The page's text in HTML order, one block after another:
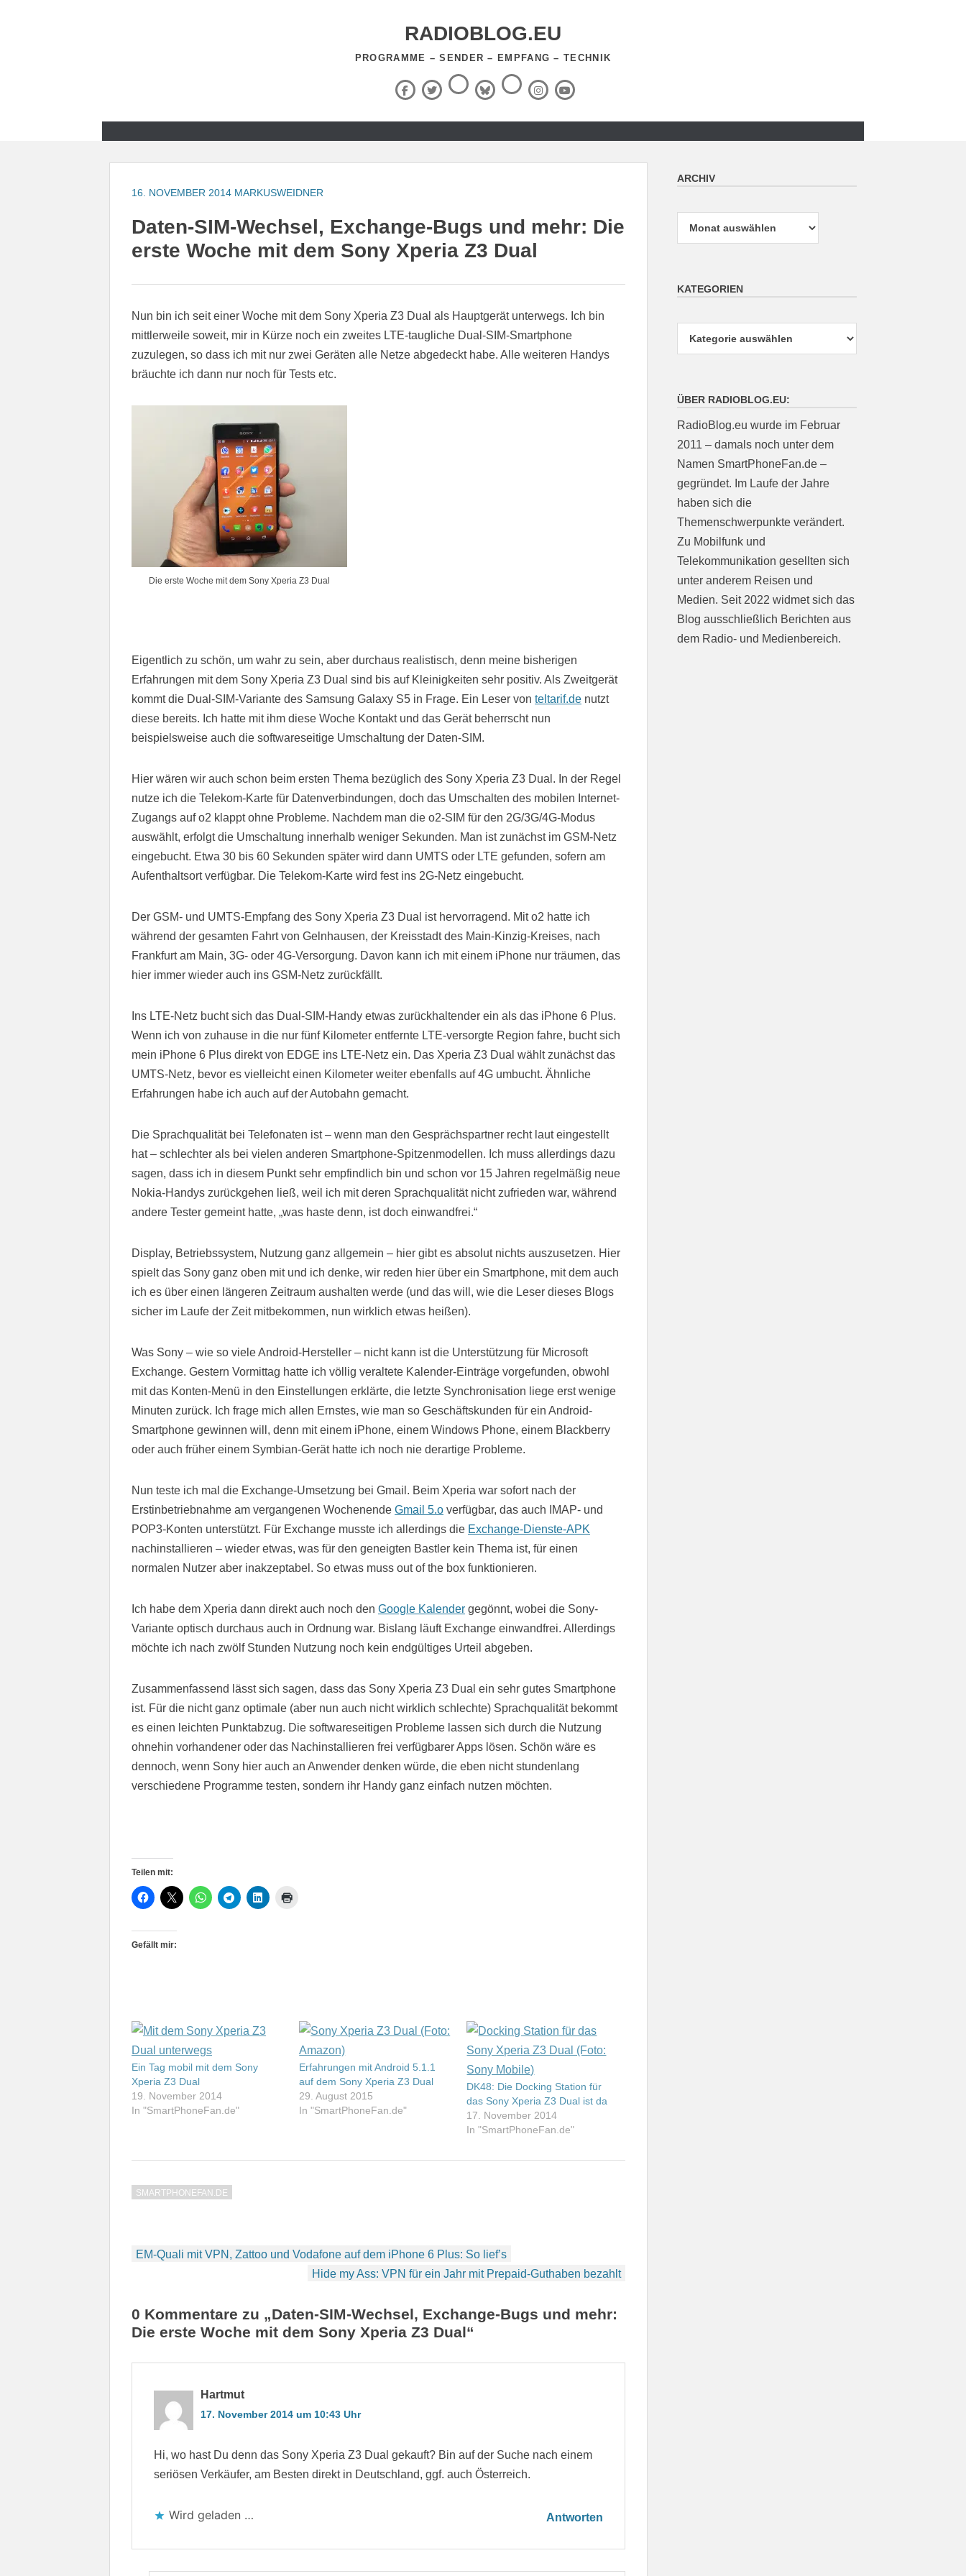
RADIOBLOG.EU
PROGRAMME – SENDER – EMPFANG – TECHNIK
Facebook
X
(Twitter)
ThreadsBlueSky
RSS-
Feed InstagramYouTube
16. NOVEMBER 2014 MARKUSWEIDNER
Daten-SIM-Wechsel, Exchange-Bugs und mehr: Die
erste Woche mit dem Sony Xperia Z3 Dual
Nun bin ich seit einer Woche mit dem Sony Xperia Z3 Dual als Hauptgerät unterwegs. Ich bin
mittlerweile soweit, mir in Kürze noch ein zweites LTE-taugliche Dual-SIM-Smartphone
zuzulegen, so dass ich mit nur zwei Geräten alle Netze abgedeckt habe. Alle weiteren Handys
bräuchte ich dann nur noch für Tests etc.
Die erste Woche mit dem Sony Xperia Z3 Dual
Eigentlich zu schön, um wahr zu sein, aber durchaus realistisch, denn meine bisherigen
Erfahrungen mit dem Sony Xperia Z3 Dual sind bis auf Kleinigkeiten sehr positiv. Als Zweitgerät
kommt die Dual-SIM-Variante des Samsung Galaxy S5 in Frage. Ein Leser von teltarif.de nutzt
diese bereits. Ich hatte mit ihm diese Woche Kontakt und das Gerät beherrscht nun
beispielsweise auch die softwareseitige Umschaltung der Daten-SIM.
Hier wären wir auch schon beim ersten Thema bezüglich des Sony Xperia Z3 Dual. In der Regel
nutze ich die Telekom-Karte für Datenverbindungen, doch das Umschalten des mobilen Internet-
Zugangs auf o2 klappt ohne Probleme. Nachdem man die o2-SIM für den 2G/3G/4G-Modus
auswählt, erfolgt die Umschaltung innerhalb weniger Sekunden. Man ist zunächst im GSM-Netz
eingebucht. Etwa 30 bis 60 Sekunden später wird dann UMTS oder LTE gefunden, sofern am
Aufenthaltsort verfügbar. Die Telekom-Karte wird fest ins 2G-Netz eingebucht.
Der GSM- und UMTS-Empfang des Sony Xperia Z3 Dual ist hervorragend. Mit o2 hatte ich
während der gesamten Fahrt von Gelnhausen, der Kreisstadt des Main-Kinzig-Kreises, nach
Frankfurt am Main, 3G- oder 4G-Versorgung. Davon kann ich mit einem iPhone nur träumen, das
hier immer wieder auch ins GSM-Netz zurückfällt.
Ins LTE-Netz bucht sich das Dual-SIM-Handy etwas zurückhaltender ein als das iPhone 6 Plus.
Wenn ich von zuhause in die nur fünf Kilometer entfernte LTE-versorgte Region fahre, bucht sich
mein iPhone 6 Plus direkt von EDGE ins LTE-Netz ein. Das Xperia Z3 Dual wählt zunächst das
UMTS-Netz, bevor es vielleicht einen Kilometer weiter ebenfalls auf 4G umbucht. Ähnliche
Erfahrungen habe ich auch auf der Autobahn gemacht.
Die Sprachqualität bei Telefonaten ist – wenn man den Gesprächspartner recht laut eingestellt
hat – schlechter als bei vielen anderen Smartphone-Spitzenmodellen. Ich muss allerdings dazu
sagen, dass ich in diesem Punkt sehr empfindlich bin und schon vor 15 Jahren regelmäßig neue
Nokia-Handys zurückgehen ließ, weil ich mit deren Sprachqualität nicht zufrieden war, während
andere Tester gemeint hatte, „was haste denn, ist doch einwandfrei.“
Display, Betriebssystem, Nutzung ganz allgemein – hier gibt es absolut nichts auszusetzen. Hier
spielt das Sony ganz oben mit und ich denke, wir reden hier über ein Smartphone, mit dem auch
ich es über einen längeren Zeitraum aushalten werde (und das will, wie die Leser dieses Blogs
sicher im Laufe der Zeit mitbekommen, nun wirklich etwas heißen).
Was Sony – wie so viele Android-Hersteller – nicht kann ist die Unterstützung für Microsoft
Exchange. Gestern Vormittag hatte ich völlig veraltete Kalender-Einträge vorgefunden, obwohl
mit das Konten-Menü in den Einstellungen erklärte, die letzte Synchronisation liege erst wenige
Minuten zurück. Ich frage mich allen Ernstes, wie man so Geschäftskunden für ein Android-
Smartphone gewinnen will, denn mit einem iPhone, einem Windows Phone, einem Blackberry
oder auch früher einem Symbian-Gerät hatte ich noch nie derartige Probleme.
Nun teste ich mal die Exchange-Umsetzung bei Gmail. Beim Xperia war sofort nach der
Erstinbetriebnahme am vergangenen Wochenende Gmail 5.o verfügbar, das auch IMAP- und
POP3-Konten unterstützt. Für Exchange musste ich allerdings die Exchange-Dienste-APK
nachinstallieren – wieder etwas, was für den geneigten Bastler kein Thema ist, für einen
normalen Nutzer aber inakzeptabel. So etwas muss out of the box funktionieren.
Ich habe dem Xperia dann direkt auch noch den Google Kalender gegönnt, wobei die Sony-
Variante optisch durchaus auch in Ordnung war. Bislang läuft Exchange einwandfrei. Allerdings
möchte ich nach zwölf Stunden Nutzung noch kein endgültiges Urteil abgeben.
Zusammenfassend lässt sich sagen, dass das Sony Xperia Z3 Dual ein sehr gutes Smartphone
ist. Für die nicht ganz optimale (aber nun auch nicht wirklich schlechte) Sprachqualität bekommt
es einen leichten Punktabzug. Die softwareseitigen Probleme lassen sich durch die Nutzung
ohnehin vorhandener oder das Nachinstallieren frei verfügbarer Apps lösen. Schön wäre es
dennoch, wenn Sony hier auch an Anwender denken würde, die eben nicht stundenlang
verschiedene Programme testen, sondern ihr Handy ganz einfach nutzen möchten.
Teilen mit:
Gefällt mir:
Ein Tag mobil mit dem Sony
Xperia Z3 Dual
19. November 2014
In "SmartPhoneFan.de"
Erfahrungen mit Android 5.1.1
auf dem Sony Xperia Z3 Dual
29. August 2015
In "SmartPhoneFan.de"
DK48: Die Docking Station für
das Sony Xperia Z3 Dual ist da
17. November 2014
In "SmartPhoneFan.de"
SMARTPHONEFAN.DE
Beitragsnavigation
EM-Quali mit VPN, Zattoo und Vodafone auf dem iPhone 6 Plus: So lief’s
Hide my Ass: VPN für ein Jahr mit Prepaid-Guthaben bezahlt
0 Kommentare zu „Daten-SIM-Wechsel, Exchange-Bugs und mehr:
Die erste Woche mit dem Sony Xperia Z3 Dual“
Hartmut
17. November 2014 um 10:43 Uhr
Hi, wo hast Du denn das Sony Xperia Z3 Dual gekauft? Bin auf der Suche nach einem
seriösen Verkäufer, am Besten direkt in Deutschland, ggf. auch Österreich.
Wird geladen … Antworten
ARCHIV
KATEGORIEN
ÜBER RADIOBLOG.EU:
RadioBlog.eu wurde im Februar
2011 – damals noch unter dem
Namen SmartPhoneFan.de –
gegründet. Im Laufe der Jahre
haben sich die
Themenschwerpunkte verändert.
Zu Mobilfunk und
Telekommunikation gesellten sich
unter anderem Reisen und
Medien. Seit 2022 widmet sich das
Blog ausschließlich Berichten aus
dem Radio- und Medienbereich.